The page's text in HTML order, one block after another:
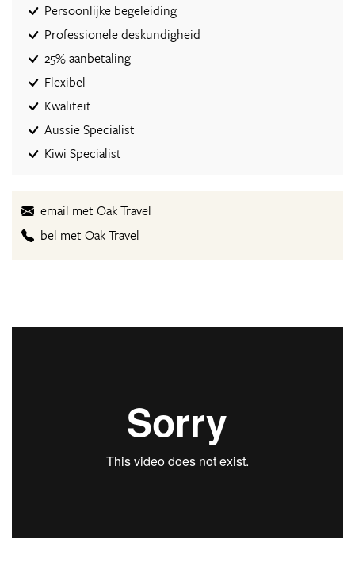
Persoonlijke begeleiding
Professionele deskundigheid
25% aanbetaling
Flexibel
Kwaliteit
Aussie Specialist
Kiwi Specialist
email met Oak Travel
bel met Oak Travel